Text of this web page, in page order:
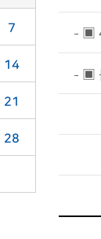
7
14
21
28
▣
▣